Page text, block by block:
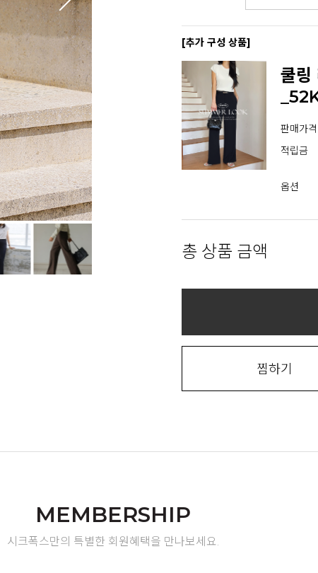
[추가 구성 상품]
쿨링
판매가격
적립금
옵션
총 상품 금액
찜하기
MEMBERSHIP
시크폭스만의 특별한 회원혜택을 만나보세요.